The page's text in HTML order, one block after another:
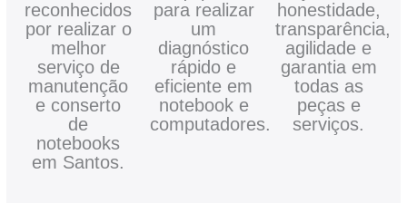
reconhecidos
por realizar o
melhor
serviço de
manutenção
e conserto
de
notebooks
em Santos.
para realizar
um
diagnóstico
rápido e
eficiente em
notebook e
computadores.
honestidade,
transparência,
agilidade e
garantia em
todas as
peças e
serviços.